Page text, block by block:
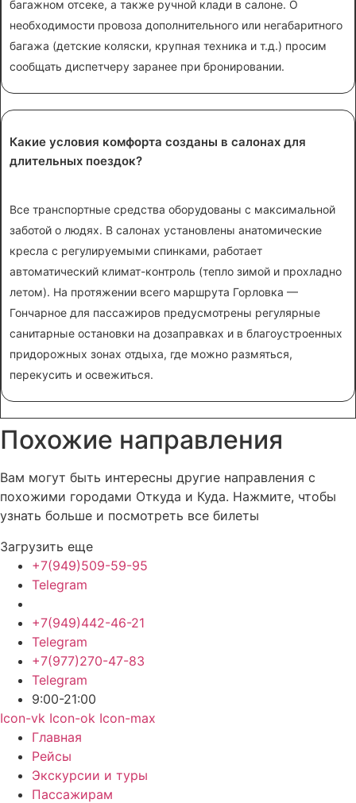
багажном отсеке, а также ручной клади в салоне. О
необходимости провоза дополнительного или негабаритного
багажа (детские коляски, крупная техника и т.д.) просим
сообщать диспетчеру заранее при бронировании.
Какие условия комфорта созданы в салонах для
длительных поездок?
Все транспортные средства оборудованы с максимальной
заботой о людях. В салонах установлены анатомические
кресла с регулируемыми спинками, работает
автоматический климат-контроль (тепло зимой и прохладно
летом). На протяжении всего маршрута Горловка —
Гончарное для пассажиров предусмотрены регулярные
санитарные остановки на дозаправках и в благоустроенных
придорожных зонах отдыха, где можно размяться,
перекусить и освежиться.
Похожие направления
Вам могут быть интересны другие направления с
похожими городами Откуда и Куда. Нажмите, чтобы
узнать больше и посмотреть все билеты
Загрузить еще
+7(949)509-59-95
Telegram
+7(949)442-46-21
Telegram
+7(977)270-47-83
Telegram
9:00-21:00
Icon-vk Icon-ok Icon-max
Главная
Рейсы
Экскурсии и туры
Пассажирам